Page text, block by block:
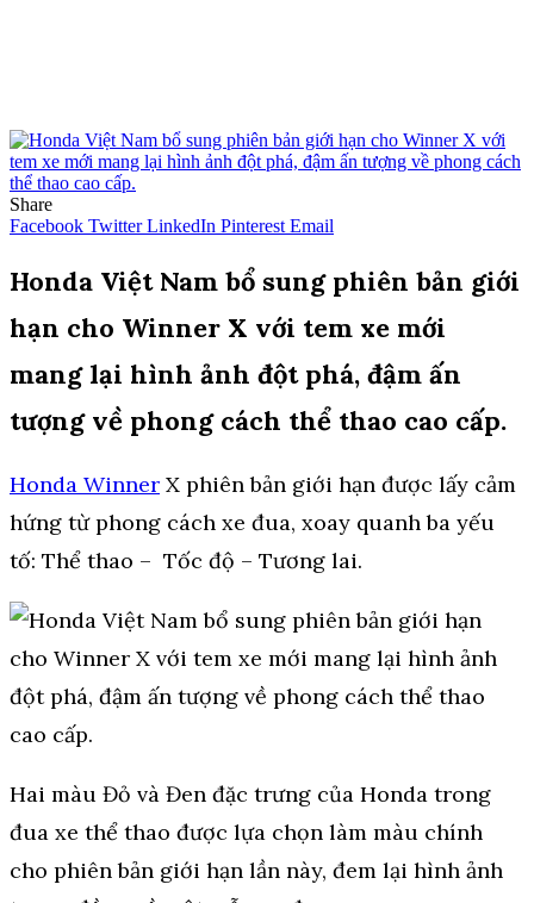
Share
Facebook Twitter LinkedIn Pinterest Email
Honda Việt Nam bổ sung phiên bản giới
hạn cho Winner X với tem xe mới
mang lại hình ảnh đột phá, đậm ấn
tượng về phong cách thể thao cao cấp.
Honda Winner X phiên bản giới hạn được lấy cảm
hứng từ phong cách xe đua, xoay quanh ba yếu
tố: Thể thao – Tốc độ – Tương lai.
Hai màu Đỏ và Đen đặc trưng của Honda trong
đua xe thể thao được lựa chọn làm màu chính
cho phiên bản giới hạn lần này, đem lại hình ảnh